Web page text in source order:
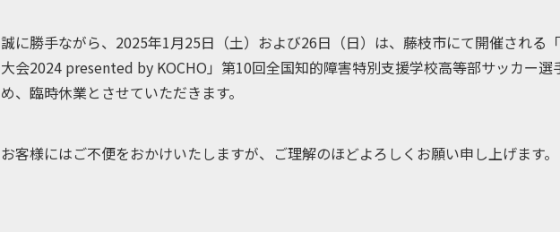
誠に勝手ながら、2025年1月25日（土）および26日（日）は、藤枝市にて開催される
大会2024 presented by KOCHO」第10回全国知的障害特別支援学校高等部サッカー選
め、臨時休業とさせていただきます。
お客様にはご不便をおかけいたしますが、ご理解のほどよろしくお願い申し上げます。